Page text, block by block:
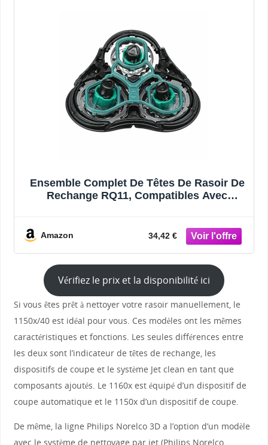
Ensemble Complet De Têtes De Rasoir De
Rechange RQ11, Compatibles Avec
RQ1131, RQ1175
Amazon 34,42 €
Vérifiez le prix et la disponibilité ici
Si vous êtes prêt à nettoyer votre rasoir manuellement, le
1150x/40 est idéal pour vous. Ces modèles ont les mêmes
caractéristiques et fonctions. Les seules différences entre
les deux sont l’indicateur de têtes de rechange, les
dispositifs de coupe et le système Jet clean en tant que
composants ajoutés. Le 1160x est équipé d’un dispositif de
coupe automatique et le 1150x d’un dispositif de coupe.
De même, la ligne Philips Norelco 3D a l’option d’un modèle
avec le système de nettoyage par jet (Philips Norelco